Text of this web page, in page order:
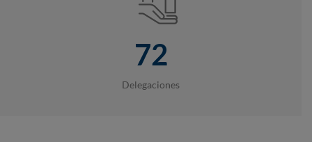
72
Delegaciones